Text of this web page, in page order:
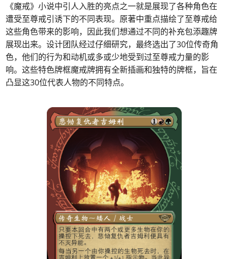
《魔戒》小说中引人入胜的亮点之一就是展现了各种角色在
遭受至尊戒引诱下的不同表现。原著中重点描绘了至尊戒给
这些角色带来的影响，因此我们想通过不同的补充包添趣牌
展现出来。设计团队经过仔细研究，最终选出了30位传奇角
色，他们的行为和动机或多或少地受到过至尊戒力量的影
响。这些特色牌框魔戒牌拥有全新插画和独特的牌框，旨在
凸显这30位代表人物的不同特点。